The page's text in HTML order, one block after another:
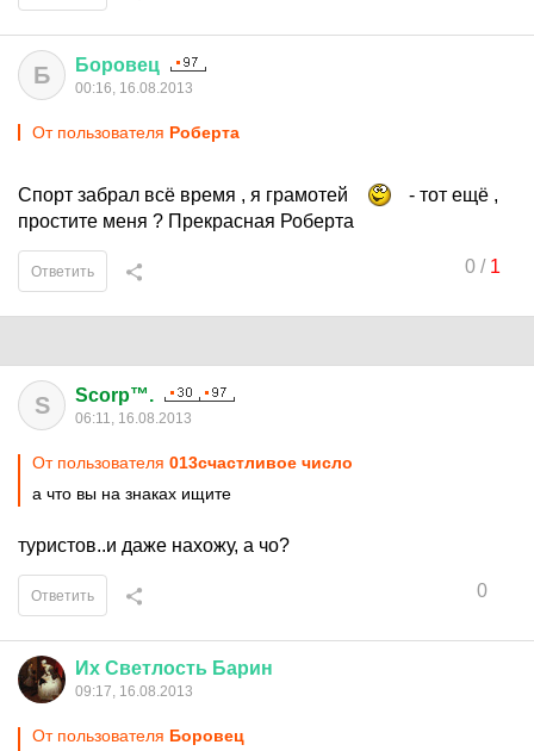
Б Боровец
00:16, 16.08.2013
От пользователя Роберта
Спорт забрал всё время , я грамотей
- тот ещё ,
простите меня ? Прекрасная Роберта
0/ 1
Ответить
S Scorp™.
06:11, 16.08.2013
От пользователя 013счастливое число
а что вы на знаках ищите
туристов..и даже нахожу, а чо?
0
Ответить
Их Светлость Барин
09:17, 16.08.2013
От пользователя Боровец